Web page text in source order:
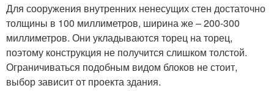
Для сооружения внутренних ненесущих стен достаточно
толщины в 100 миллиметров, ширина же – 200-300
миллиметров. Они укладываются торец на торец,
поэтому конструкция не получится слишком толстой.
Ограничиваться подобным видом блоков не стоит,
выбор зависит от проекта здания.